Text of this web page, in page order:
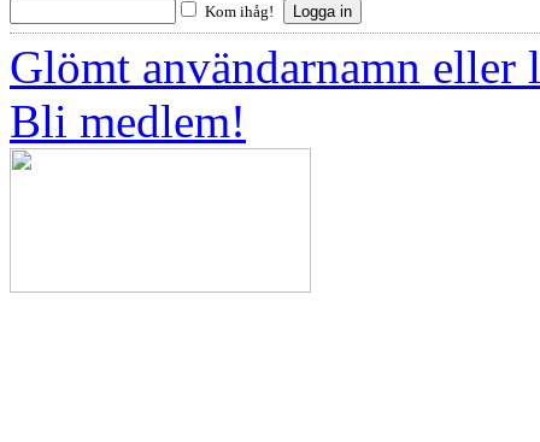
Kom ihåg!
Glömt användarnamn eller
Bli medlem!